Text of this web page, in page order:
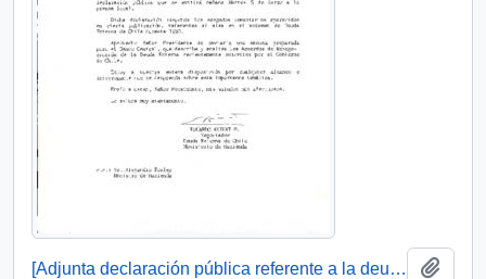
[Adjunta declaración pública referente a la deuda externa chilena]